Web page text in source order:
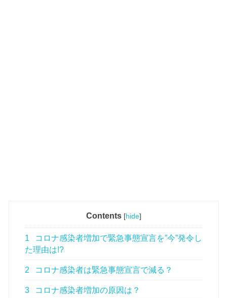
Contents [hide]
1
コロナ感染者増加で緊急事態宣言を”今”発令し
た理由は!?
2 コロナ感染者は緊急事態宣言で減る？
3 コロナ感染者増加の原因は？